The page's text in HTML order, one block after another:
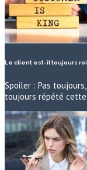
Le client est-il toujours roi
Spoiler : Pas
toujours répété